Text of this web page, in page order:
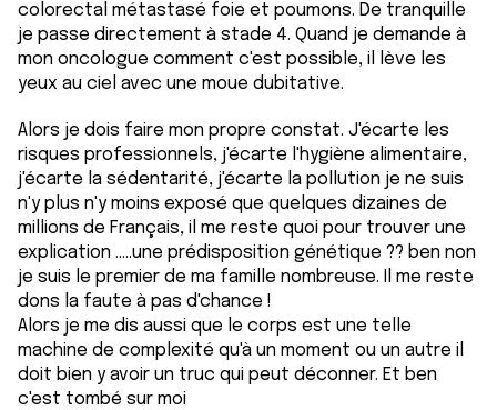
colorectal métastasé foie et poumons. De tranquille
je passe directement à stade 4. Quand je demande à
mon oncologue comment c'est possible, il lève les
yeux au ciel avec une moue dubitative.
Alors je dois faire mon propre constat. J'écarte les
risques professionnels, j'écarte l'hygiène alimentaire,
j'écarte la sédentarité, j'écarte la pollution je ne suis
n'y plus n'y moins exposé que quelques dizaines de
millions de Français, il me reste quoi pour trouver une
explication .....une prédisposition génétique ?? ben non
je suis le premier de ma famille nombreuse. Il me reste
dons la faute à pas d'chance !
Alors je me dis aussi que le corps est une telle
machine de complexité qu'à un moment ou un autre il
doit bien y avoir un truc qui peut déconner. Et ben
c'est tombé sur moi